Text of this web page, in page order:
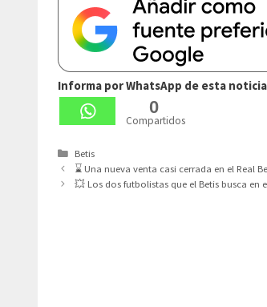
Informa por WhatsApp de esta noticia
0
Compartidos
Categorías
Betis
⌛ Una nueva venta casi cerrada en el Real
💥 Los dos futbolistas que el Betis busca en